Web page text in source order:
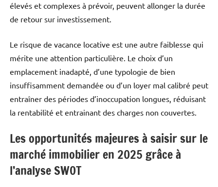
élevés et complexes à prévoir, peuvent allonger la durée
de retour sur investissement.
Le risque de vacance locative est une autre faiblesse qui
mérite une attention particulière. Le choix d’un
emplacement inadapté, d’une typologie de bien
insuffisamment demandée ou d’un loyer mal calibré peut
entraîner des périodes d’inoccupation longues, réduisant
la rentabilité et entrainant des charges non couvertes.
Les opportunités majeures à saisir sur le
marché immobilier en 2025 grâce à
l’analyse SWOT